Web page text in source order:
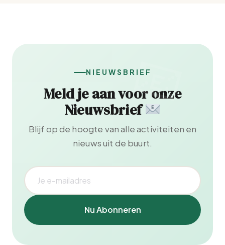
NIEUWSBRIEF
Meld je aan voor onze
Nieuwsbrief
Blijf op de hoogte van alle activiteiten en
nieuws uit de buurt.
Nu Abonneren